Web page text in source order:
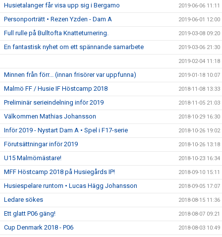
Husietalanger får visa upp sig i Bergamo 2019-06-06 11:11
Personporträtt • Rezen Yzden - Dam A 2019-06-01 12:00
Full rulle på Bulltofta Knatteturnering. 2019-03-08 09:20
En fantastisk nyhet om ett spännande samarbete 2019-03-06 21:30
2019-02-04 11:18
Minnen från förr... (innan frisörer var uppfunna) 2019-01-18 10:07
Malmö FF / Husie IF Höstcamp 2018 2018-11-08 13:33
Preliminär serieindelning inför 2019 2018-11-05 21:03
Välkommen Mathias Johansson 2018-10-29 16:30
Inför 2019 - Nystart Dam A • Spel i F17-serie 2018-10-26 19:02
Förutsättningar inför 2019 2018-10-26 13:18
U15 Malmömästare! 2018-10-23 16:34
MFF Höstcamp 2018 på Husiegårds IP! 2018-09-10 15:11
Husiespelare runtom • Lucas Hägg Johansson 2018-09-05 17:07
Ledare sökes 2018-08-15 11:36
Ett glatt P06 gäng! 2018-08-07 09:21
Cup Denmark 2018 - P06 2018-08-03 10:49